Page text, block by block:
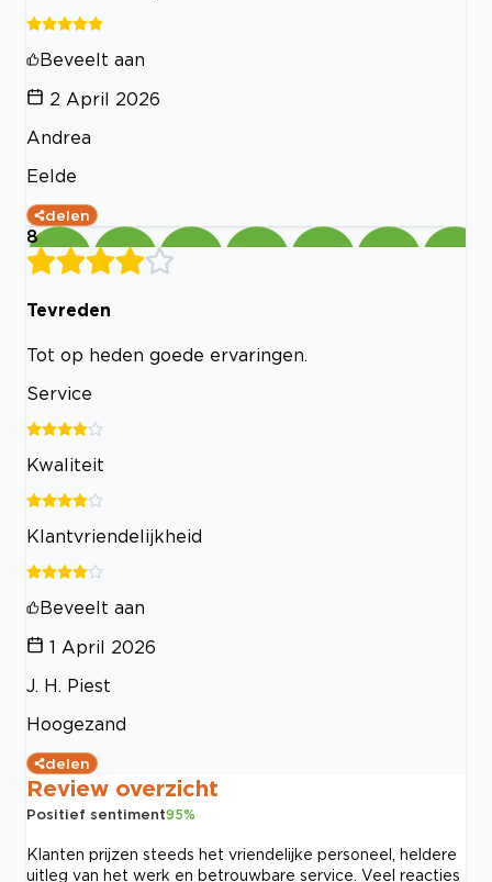
Beveelt aan
2 April 2026
Andrea
Eelde
delen
8
Tevreden
Tot op heden goede ervaringen.
Service
Kwaliteit
Klantvriendelijkheid
Beveelt aan
1 April 2026
J. H. Piest
Hoogezand
delen
Review overzicht
Positief sentiment95%
Klanten prijzen steeds het vriendelijke personeel, heldere
uitleg van het werk en betrouwbare service. Veel reacties